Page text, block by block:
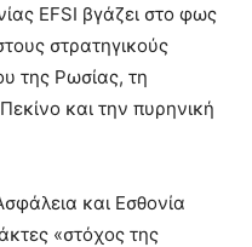
EFSI βγάζει στο φως
στρατηγικούς
της Ρωσίας, τη
και την πυρηνική
και Εσθονία
«στόχος της